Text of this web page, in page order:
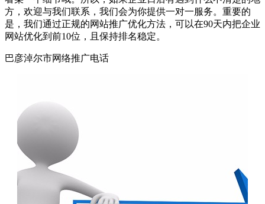
方，欢迎与我们联系，我们会为你提供一对一服务。重要的
是，我们通过正规的网站推广优化方法，可以在90天内把企业
网站优化到前10位，且保持排名稳定。
巴彦淖尔市网络推广电话